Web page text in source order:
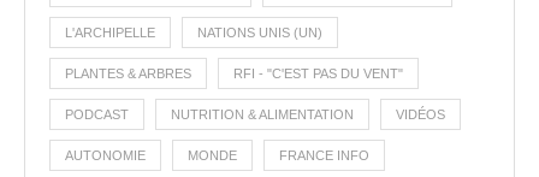
L'ARCHIPELLE NATIONS UNIS (UN)
PLANTES & ARBRES RFI - "C'EST PAS DU VENT"
PODCAST NUTRITION & ALIMENTATION VIDÉOS
AUTONOMIE MONDE FRANCE INFO